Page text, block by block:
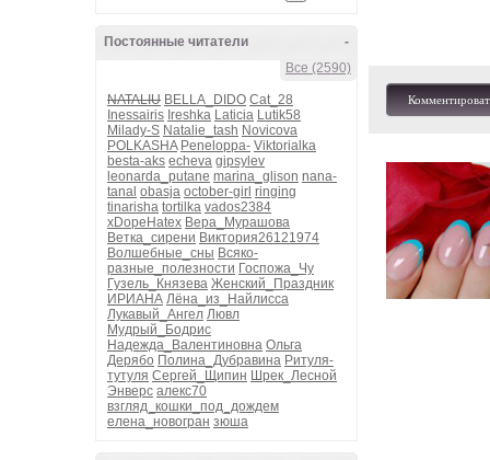
-
Постоянные читатели
Все (2590)
NATALIU BELLA_DIDO Cat_28
Inessairis Ireshka Laticia Lutik58
Milady-S Natalie_tash Novicova
POLKASHA Peneloppa- Viktorialka
besta-aks echeva gipsylev
leonarda_putane marina_glison nana-
tanal obasja october-girl ringing
tinarisha tortilka vados2384
xDopeHatex Вера_Мурашова
Ветка_сирени Виктория26121974
Волшебные_сны Всяко-
разные_полезности Госпожа_Чу
Гузель_Князева Женский_Праздник
ИРИАНА Лёна_из_Найлисса
Лукавый_Ангел Лювл
Мудрый_Бодрис
Надежда_Валентиновна Ольга
Дерябо Полина_Дубравина Ритуля-
тутуля Сергей_Щипин Шрек_Лесной
Энверс алекс70
взгляд_кошки_под_дождем
елена_новогран зюша